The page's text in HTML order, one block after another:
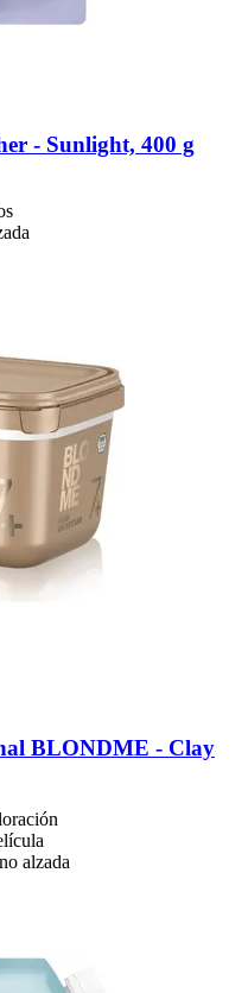
-​ Sunlight, 400 g
BLONDME -​ Clay
alzada